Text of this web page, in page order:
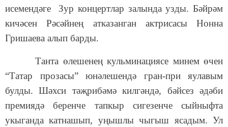
исемендәге Зур концертлар залында узды. Бәйрәм
кичәсен Рәсәйнең атказанган актрисасы Нонна
Гришаева алып барды.
Танта өлешенең кульминациясе минем өчен
“Татар прозасы” юнәлешендә гран-при яулавым
булды. Шәхси тәҗрибәмә килгәндә, бәйсез әдәби
премиядә беренче тапкыр сигезенче сыйныфта
укыганда катнашып, уңышлы чыгыш ясадым. Ул